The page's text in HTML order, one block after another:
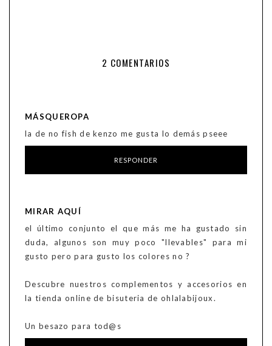
2 COMENTARIOS
MÁSQUEROPA
la de no fish de kenzo me gusta lo demás pseee
RESPONDER
MIRAR AQUÍ
el último conjunto el que más me ha gustado sin
duda, algunos son muy poco "llevables" para mi
gusto pero para gusto los colores no ?
Descubre nuestros complementos y accesorios en
la tienda online de bisuteria de ohlalabijoux.
Un besazo para tod@s